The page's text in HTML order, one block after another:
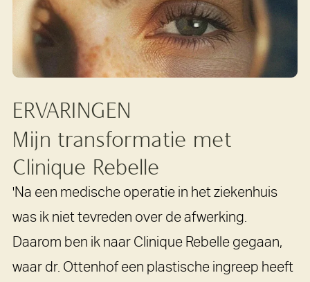
ERVARINGEN
Mijn transformatie met
Clinique Rebelle
'Na een medische operatie in het ziekenhuis
was ik niet tevreden over de afwerking.
Daarom ben ik naar Clinique Rebelle gegaan,
waar dr. Ottenhof een plastische ingreep heeft